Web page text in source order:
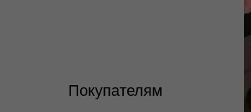
Покупателям